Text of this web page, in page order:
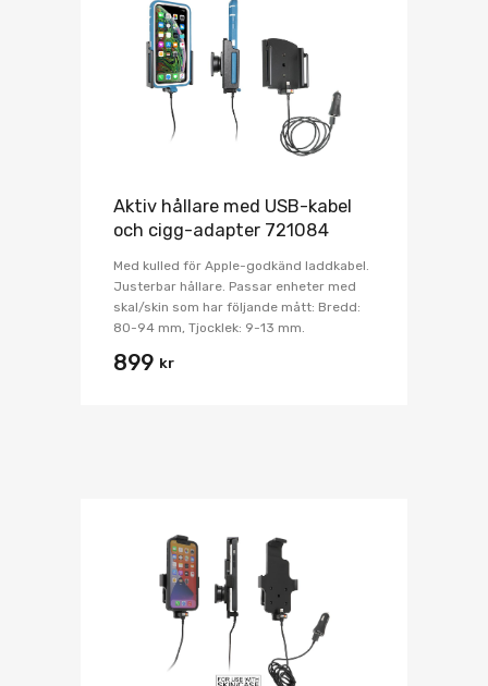
Aktiv hållare med USB-kabel
och cigg-adapter 721084
Med kulled för Apple-godkänd laddkabel.
Justerbar hållare. Passar enheter med
skal/skin som har följande mått: Bredd:
80-94 mm, Tjocklek: 9-13 mm.
899 kr